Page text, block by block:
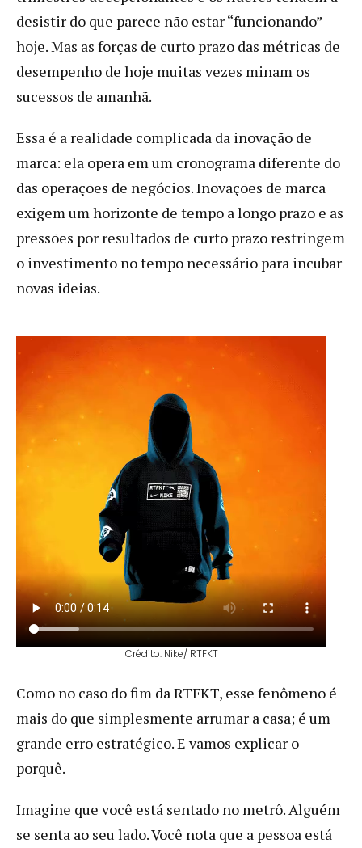
desistir do que parece não estar “funcionando”–
hoje. Mas as forças de curto prazo das métricas de
desempenho de hoje muitas vezes minam os
sucessos de amanhã.
Essa é a realidade complicada da inovação de
marca: ela opera em um cronograma diferente do
das operações de negócios. Inovações de marca
exigem um horizonte de tempo a longo prazo e as
pressões por resultados de curto prazo restringem
o investimento no tempo necessário para incubar
novas ideias.
Crédito: Nike/ RTFKT
Como no caso do fim da RTFKT, esse fenômeno é
mais do que simplesmente arrumar a casa; é um
grande erro estratégico. E vamos explicar o
porquê.
Imagine que você está sentado no metrô. Alguém
se senta ao seu lado. Você nota que a pessoa está